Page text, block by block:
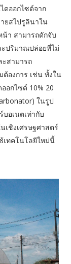
ดออกไซด์จาก
ยสไปรูลินาใน
า สามารถดักจับ
ปริมาณปล่อยที่ไม่
ะสามารถ
องการ เช่น ทั้งใน
อกไซด์ 10% 20
ในรูป
อเนตเท่ากับ
เชิงเศรษฐศาสตร์
เทคโนโลยีใหม่นี้